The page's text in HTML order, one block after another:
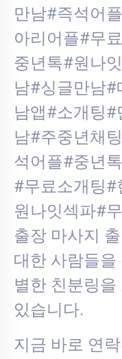
만남#즉석어
아리어플#무
중년톡#원나
남#싱글만남
남앱#소개팅
남#주중년채
석어플#중년
#무료소개팅
원나잇섹파#
출장 마사지
대한 사람들
별한 친분링
있습니다.
지금 바로 연